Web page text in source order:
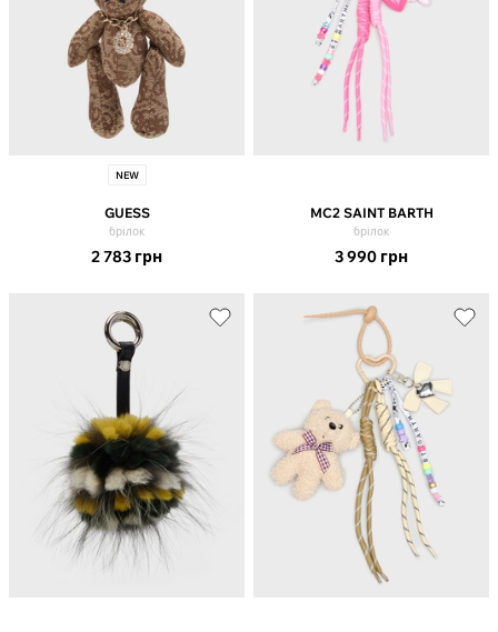
NEW
GUESS
брілок
2 783 грн
MC2 SAINT BARTH
брілок
3 990 грн